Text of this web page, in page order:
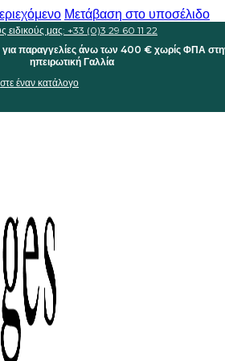
Μετάβαση στο υποσέλιδο
ειδικούς μας: +33 (0)3 29 60 11 22
παραγγελίες άνω των 400 € χωρίς ΦΠΑ
ηπειρωτική Γαλλία
έναν κατάλογο